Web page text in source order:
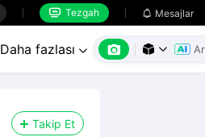
 Tezgah  Mesajlar
Daha fazlası    
Takip Et